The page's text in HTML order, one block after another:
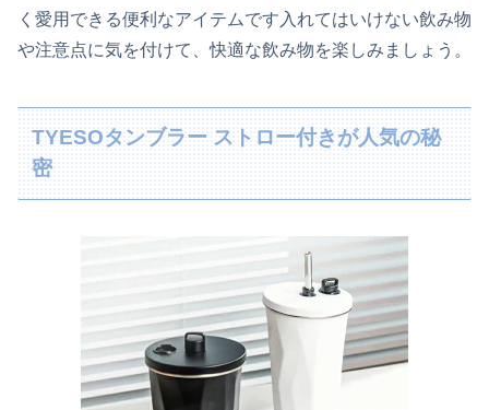
く愛用できる便利なアイテムです入れてはいけない飲み物
や注意点に気を付けて、快適な飲み物を楽しみましょう。
TYESOタンブラー ストロー付きが人気の秘
密